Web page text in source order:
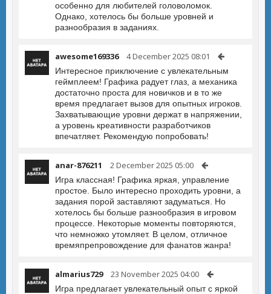
особенно для любителей головоломок.
Однако, хотелось бы больше уровней и
разнообразия в заданиях.
awesome169336 4 December 2025 08:01
Интересное приключение с увлекательным
геймплеем! Графика радует глаз, а механика
достаточно проста для новичков и в то же
время предлагает вызов для опытных игроков.
Захватывающие уровни держат в напряжении,
а уровень креативности разработчиков
впечатляет. Рекомендую попробовать!
anar-876211 2 December 2025 05:00
Игра классная! Графика яркая, управление
простое. Было интересно проходить уровни, а
задания порой заставляют задуматься. Но
хотелось бы больше разнообразия в игровом
процессе. Некоторые моменты повторяются,
что немножко утомляет. В целом, отличное
времяпрепровождение для фанатов жанра!
almarius729 23 November 2025 04:00
Игра предлагает увлекательный опыт с яркой